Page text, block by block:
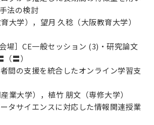
法の検討
大学），望月 久稔（大阪教育大学）
場］CE一般セッション (3)・研究論文
〓）
間の支援を統合したオンライン学習支
業大学），植竹 朋文（専修大学）
タサイエンスに対応した情報関連授業